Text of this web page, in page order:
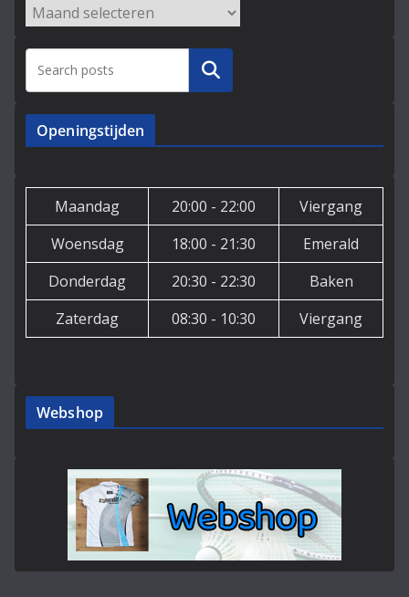
Archieven
Zoeken
Openingstijden
Maandag 20:00 - 22:00
Viergang
Woensdag
18:00 - 21:30
Emerald
Donderdag
20:30 - 22:30
Baken
Zaterdag
08:30 - 10:30 Viergang
Webshop